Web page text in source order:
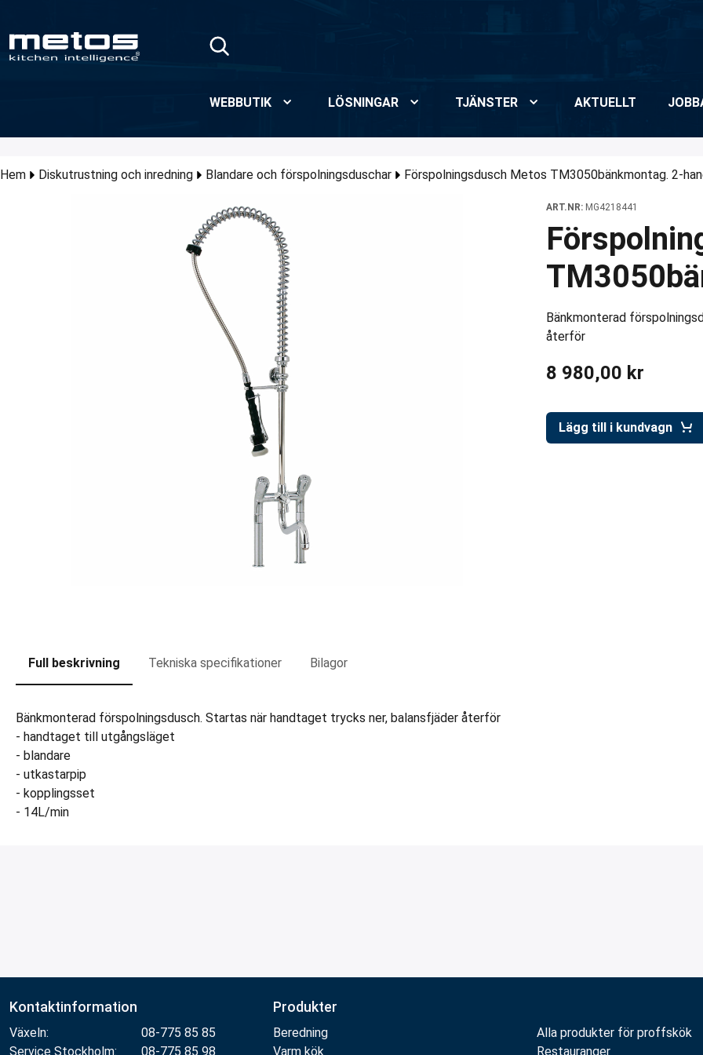
WEBBUTIK LÖSNINGAR TJÄNSTER AKTUELLT
Hem Diskutrustning och inredning Blandare och förspolningsduschar Förspolningsdusch Metos TM3050bänkmontag. 2-
ART.NR: MG4218441
Bänkmonterad
återför
8 980,00 kr
Lägg till i kundvagn
Full beskrivning Tekniska specifikationer Bilagor
Bänkmonterad förspolningsdusch. Startas när handtaget trycks ner, balansfjäder återför
- handtaget till utgångsläget
- blandare
- utkastarpip
- kopplingsset
- 14L/min
Kontaktinformation
Växeln:
08-775 85 85
Service Stockholm:
08-775 85 98
Produkter
Beredning
Varm kök
Alla produkter för proffskök
Restauranger